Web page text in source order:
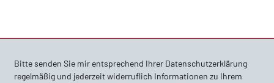
Bitte senden Sie mir entsprechend Ihrer Datenschutzerklärung
regelmäßig und jederzeit widerruflich Informationen zu Ihrem